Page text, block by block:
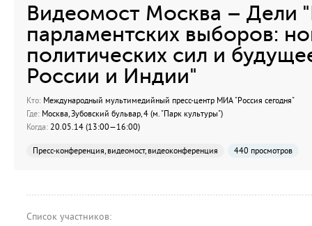
Видеомост Москва – Дели
парламентских выборов:
политических сил и
России и Индии"
Кто: Международный мультимедийный пресс-центр МИА "Россия сегодня"
Где: Москва, Зубовский бульвар, 4 (м. "Парк культуры")
Когда: 20.05.14 (13:00—16:00)
Пресс-конференция, видеомост, видеоконференция 440 просмотров
Список участников: